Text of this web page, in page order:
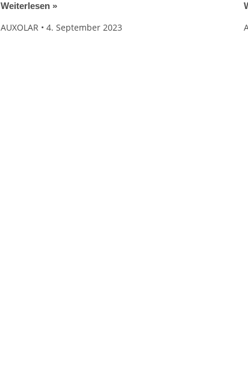
Weiterlesen »
AUXOLAR 4. September 2023